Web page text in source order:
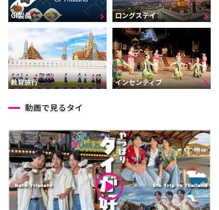
GI製品 ロングステイ
教育旅行 インセンティブ
動画で見るタイ